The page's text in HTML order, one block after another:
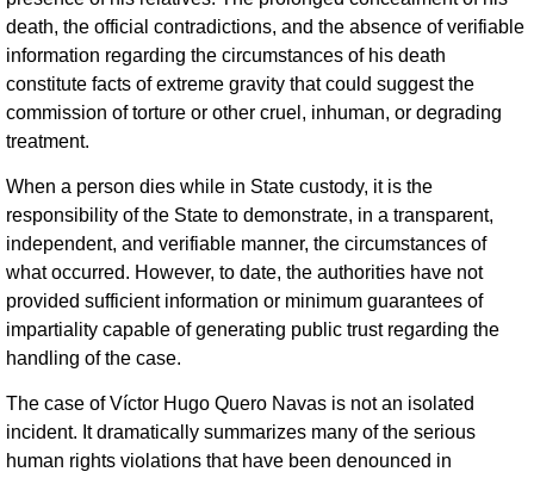
death, the official contradictions, and the absence of verifiable
information regarding the circumstances of his death
constitute facts of extreme gravity that could suggest the
commission of torture or other cruel, inhuman, or degrading
treatment.
When a person dies while in State custody, it is the
responsibility of the State to demonstrate, in a transparent,
independent, and verifiable manner, the circumstances of
what occurred. However, to date, the authorities have not
provided sufficient information or minimum guarantees of
impartiality capable of generating public trust regarding the
handling of the case.
The case of Víctor Hugo Quero Navas is not an isolated
incident. It dramatically summarizes many of the serious
human rights violations that have been denounced in